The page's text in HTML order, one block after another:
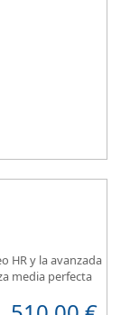
HR y la avanzada
media perfecta
diseñado para